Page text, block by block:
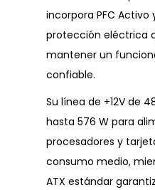
incorpora PFC Activo
protección eléctrica
mantener un
confiable.
Su línea de +12V de
hasta 576 W para
procesadores y
consumo medio,
ATX estándar